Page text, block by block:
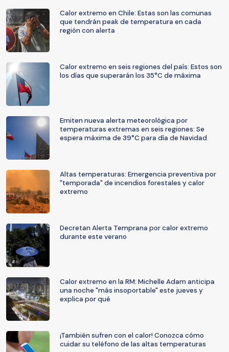
Calor extremo en Chile: Estas son las comunas
que tendrán peak de temperatura en cada
región con alerta
Calor extremo en seis regiones del país: Estos son
los días que superarán los 35°C de máxima
Emiten nueva alerta meteorológica por
temperaturas extremas en seis regiones: Se
espera máxima de 39°C para día de Navidad
Altas temperaturas: Emergencia preventiva por
"temporada" de incendios forestales y calor
extremo
Decretan Alerta Temprana por calor extremo
durante este verano
Calor extremo en la RM: Michelle Adam anticipa
una noche "más insoportable" este jueves y
explica por qué
¡También sufren con el calor! Conozca cómo
cuidar su teléfono de las altas temperaturas